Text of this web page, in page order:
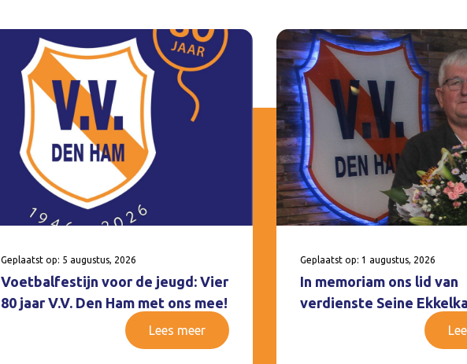
Geplaatst op: 5 augustus, 2026
Voetbalfestijn voor de jeugd: Vier
80 jaar V.V. Den Ham met ons mee!
Lees meer
Geplaatst op: 1 augustus, 2026
In memoriam ons lid van
verdienste Seine